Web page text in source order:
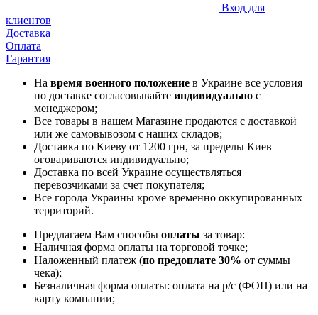
Вход для
клиентов
Доставка
Оплата
Гарантия
На время военного положение в Украине все условия
по доставке согласовывайте индивидуально с
менеджером;
Все товары в нашем Магазине продаются с доставкой
или же самовывозом с наших складов;
Доставка по Киеву от 1200 грн, за пределы Киев
оговариваются индивидуально;
Доставка по всей Украине осуществляться
перевозчиками за счет покупателя;
Все города Украины кроме временно оккупированных
территорий.
Предлагаем Вам способы оплаты за товар:
Наличная форма оплаты на торговой точке;
Наложенный платеж (по предоплате 30% от суммы
чека);
Безналичная форма оплаты: оплата на р/с (ФОП) или на
карту компании;